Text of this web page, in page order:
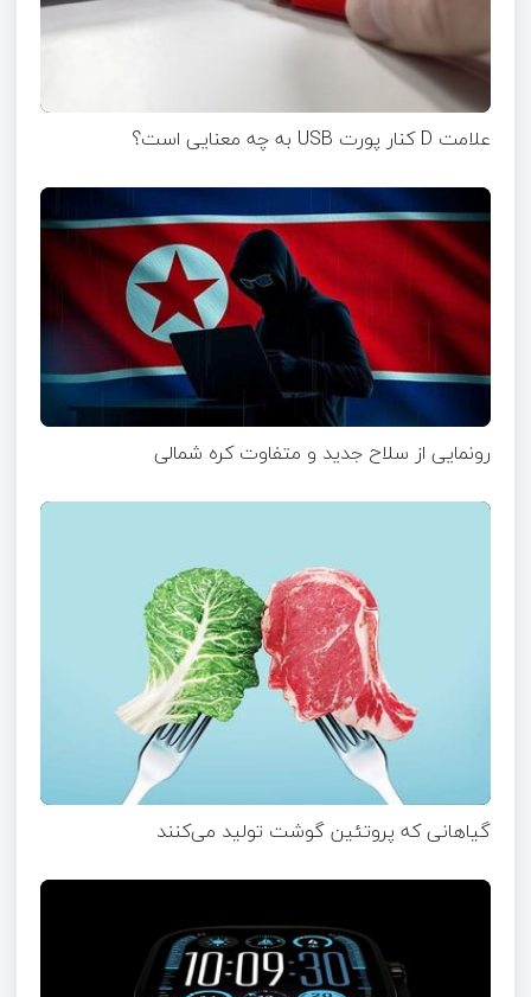
علامت D کنار پورت USB به چه معنایی است؟
رونمایی از سلاح جدید و متفاوت کره شمالی
گیاهانی که پروتئین گوشت تولید می‌کنند